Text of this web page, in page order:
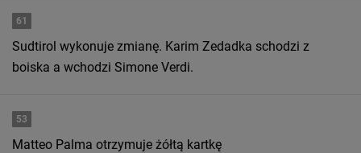
61
Sudtirol wykonuje zmianę. Karim Zedadka schodzi z
boiska a wchodzi Simone Verdi.
53
Matteo Palma otrzymuje żółtą kartkę